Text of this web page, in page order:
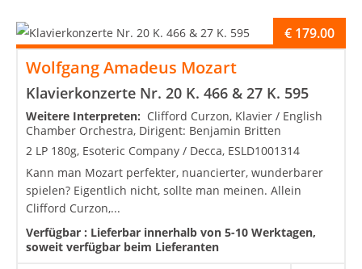
Wolfgang Amadeus Mozart
Klavierkonzerte Nr. 20 K. 466 & 27 K. 595
€ 179.00
Weitere Interpreten: Clifford Curzon, Klavier / English
Chamber Orchestra, Dirigent: Benjamin Britten
2 LP 180g, Esoteric Company / Decca, ESLD1001314
Kann man Mozart perfekter, nuancierter, wunderbarer
spielen? Eigentlich nicht, sollte man meinen. Allein
Clifford Curzon,...
Verfügbar : Lieferbar innerhalb von 5-10 Werktagen,
soweit verfügbar beim Lieferanten